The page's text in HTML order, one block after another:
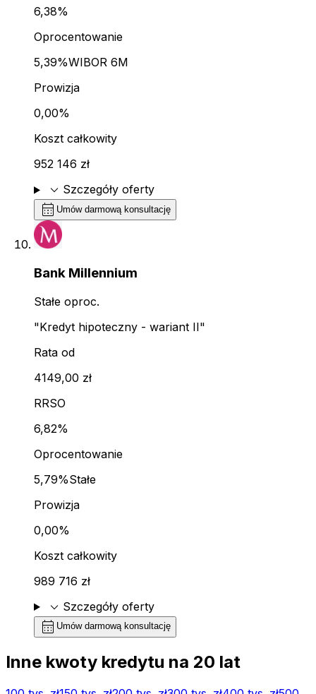
6,38%
Oprocentowanie
5,39%WIBOR 6M
Prowizja
0,00%
Koszt całkowity
952 146 zł
expand_more Szczegóły oferty
calendar_month Umów darmową konsultację
Bank Millennium
Stałe oproc.
"Kredyt hipoteczny - wariant II"
Rata od
4149,00 zł
RRSO
6,82%
Oprocentowanie
5,79%Stałe
Prowizja
0,00%
Koszt całkowity
989 716 zł
expand_more Szczegóły oferty
calendar_month Umów darmową konsultację
Inne kwoty kredytu na 20 lat